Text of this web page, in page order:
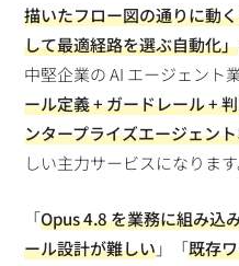
描いたフロー図の通りに動
して最適経路を選ぶ自動化」
中堅企業の AI エージェント
ール定義 + ガードレール +
ンタープライズエージェン
しい主力サービスになります
「Opus 4.8 を業務に組み込
ール設計が難しい」「既存